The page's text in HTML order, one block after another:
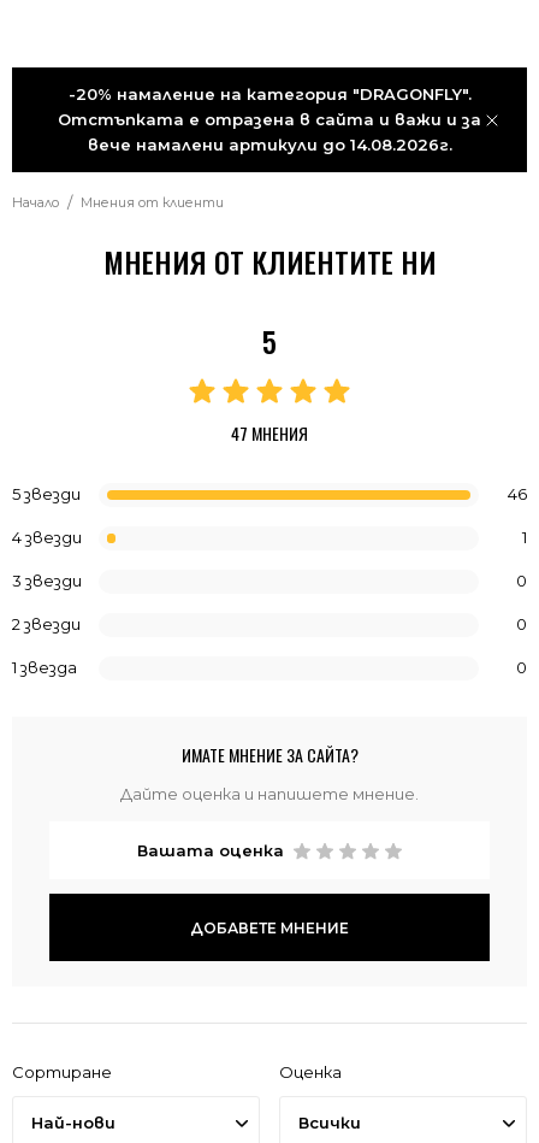
-20% намаление на категория "DRAGONFLY".
Отстъпката е отразена в сайта и важи и за
вече намалени артикули до 14.08.2026г.
Начало Мнения от клиенти
МНЕНИЯ ОТ КЛИЕНТИТЕ НИ
5
47 МНЕНИЯ
5 звезди 46
4 звезди 1
3 звезди 0
2 звезди 0
1 звезда 0
ИМАТЕ МНЕНИЕ ЗА САЙТА?
Дайте оценка и напишете мнение.
Вашата оценка
ДОБАВЕТЕ МНЕНИЕ
Сортиране
Най-нови
Оценка
Всички